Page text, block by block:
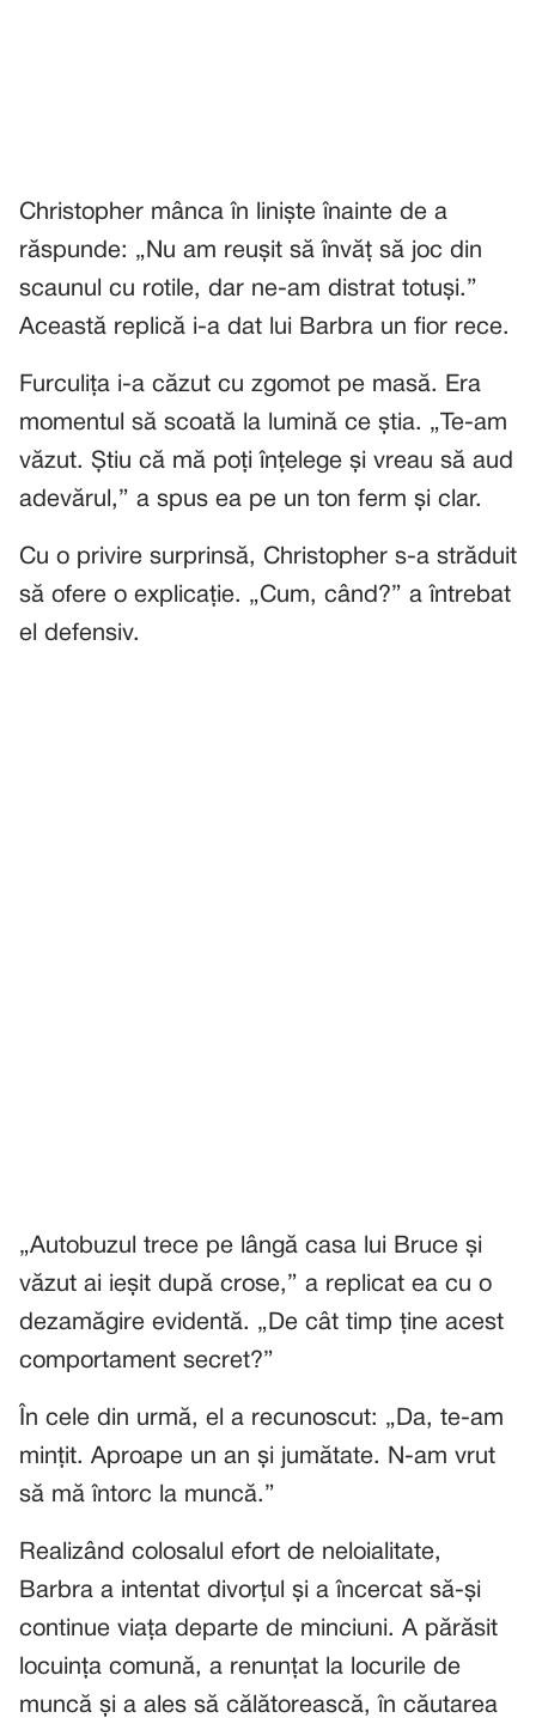
Christopher mânca în liniște înainte de a
răspunde: „Nu am reușit să învăț să joc din
scaunul cu rotile, dar ne-am distrat totuși.”
Această replică i-a dat lui Barbra un fior rece.
Furculița i-a căzut cu zgomot pe masă. Era
momentul să scoată la lumină ce știa. „Te-am
văzut. Știu că mă poți înțelege și vreau să aud
adevărul,” a spus ea pe un ton ferm și clar.
Cu o privire surprinsă, Christopher s-a străduit
să ofere o explicație. „Cum, când?” a întrebat
el defensiv.
„Autobuzul trece pe lângă casa lui Bruce și
văzut ai ieșit după crose,” a replicat ea cu o
dezamăgire evidentă. „De cât timp ține acest
comportament secret?”
În cele din urmă, el a recunoscut: „Da, te-am
mințit. Aproape un an și jumătate. N-am vrut
să mă întorc la muncă.”
Realizând colosalul efort de neloialitate,
Barbra a intentat divorțul și a încercat să-și
continue viața departe de minciuni. A părăsit
locuința comună, a renunțat la locurile de
muncă și a ales să călătorească, în căutarea